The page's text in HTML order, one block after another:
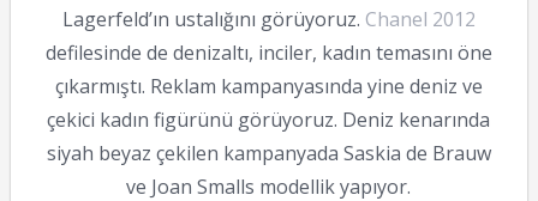
Lagerfeld’ın ustalığını görüyoruz. Chanel 2012
defilesinde de denizaltı, inciler, kadın temasını öne
çıkarmıştı. Reklam kampanyasında yine deniz ve
çekici kadın figürünü görüyoruz. Deniz kenarında
siyah beyaz çekilen kampanyada Saskia de Brauw
ve Joan Smalls modellik yapıyor.